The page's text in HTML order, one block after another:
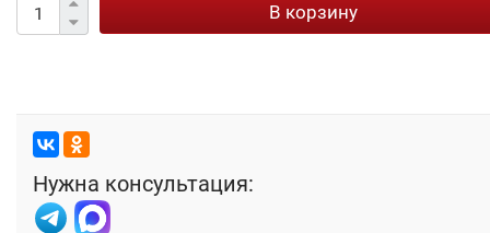
В корзину
Нужна консультация: